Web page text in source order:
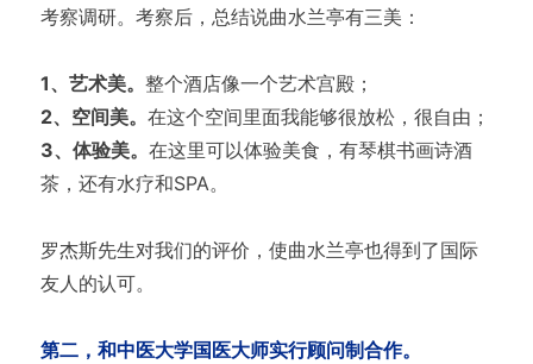
考察调研。考察后，总结说曲水兰亭有三美：
1、艺术美。 整个酒店像一个艺术宫殿；
2、空间美。 在这个空间里面我能够很放松，很自由；
3、体验美。 在这里可以体验美食，有琴棋书画诗酒
茶，还有水疗和SPA。
罗杰斯先生对我们的评价，使曲水兰亭也得到了国际
友人的认可。
第二，和中医大学国医大师实行顾问制合作。